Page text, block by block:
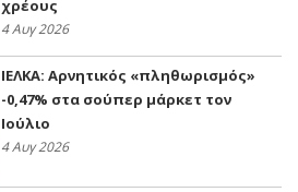
χρέους
4 Αυγ 2026
ΙΕΛΚΑ: Αρνητικός «πληθωρισμός»
-0,47% στα σούπερ μάρκετ τον
Ιούλιο
4 Αυγ 2026